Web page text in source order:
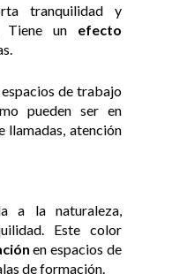
tranquilidad y
Tiene un efecto
de trabajo
pueden ser en
llamadas, atención
a la naturaleza,
Este color
en espacios de
de formación.